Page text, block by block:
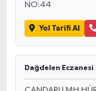
NO:44
Yol Tarifi Al
Dağdelen Eczanesi